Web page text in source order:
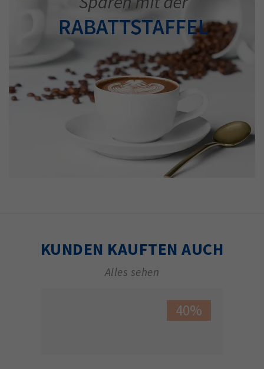
KUNDEN KAUFTEN AUCH
Alles sehen
40%